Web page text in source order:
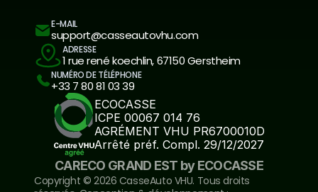
E-MAIL
support@casseautovhu.com
ADRESSE
1 rue rené koechlin, 67150 Gerstheim
NUMÉRO DE TÉLÉPHONE
+33 7 80 81 03 39
ECOCASSE
ICPE 00067 014 76
AGRÉMENT VHU PR6700010D
Arrêté préf. Compl. 29/12/2027
CARECO GRAND EST by ECOCASSE
Copyright ©️ 2026 CasseAuto VHU. Tous droits